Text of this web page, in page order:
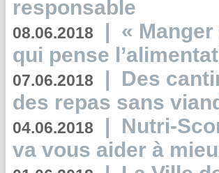
responsable
08.06.2018 | «
qui pense
07.06.2018 | Des
des repas sans
04.06.2018 | Nutri-
va vous aider à